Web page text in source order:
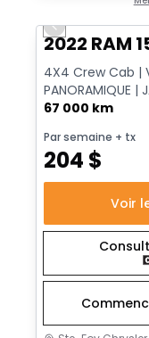
Previous slide
2022 RAM
4X4 Crew Cab |
PANORAMIQUE |
REMORQUAGE |
67 000 km
Par semaine + tx
204 $
Voir